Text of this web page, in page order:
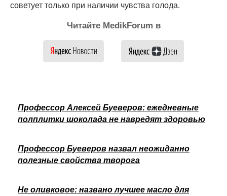
советует только при наличии чувства голода.
Читайте MedikForum в
Профессор Алексей Буеверов: ежедневные
полплитки шоколада не навредят здоровью
Профессор Буеверов назвал неожиданно
полезные свойства творога
Не оливковое: названо лучшее масло для